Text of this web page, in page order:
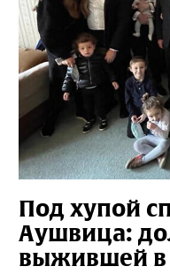
Под хупой
Аушвица:
выжившей в